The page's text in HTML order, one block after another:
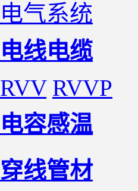
电气系统
电线电缆
RVV RVVP
电容感温
穿线管材